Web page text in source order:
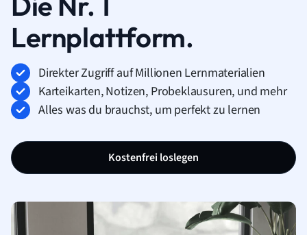
Lernplattform.
Direkter Zugriff auf Millionen Lernmaterialien
Karteikarten, Notizen, Probeklausuren, und mehr
Alles was du brauchst, um perfekt zu lernen
Kostenfrei loslegen